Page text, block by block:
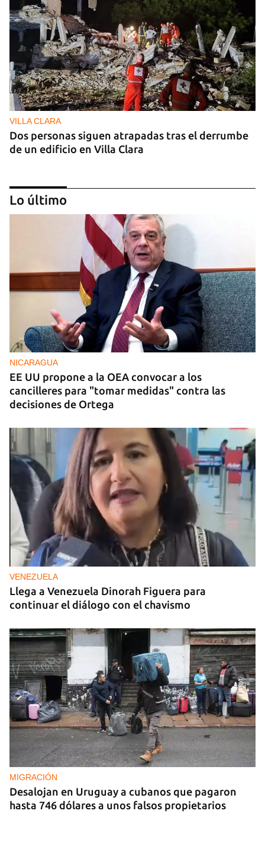
VILLA CLARA
Dos personas siguen atrapadas tras el derrumbe
de un edificio en Villa Clara
FOTO DEL DÍA
Un litro de aceite cuesta ya más de dos salarios
mínimos
Lo último
NICARAGUA
EE UU propone a la OEA convocar a los
cancilleres para "tomar medidas" contra las
decisiones de Ortega
VENEZUELA
Llega a Venezuela Dinorah Figuera para
continuar el diálogo con el chavismo
MIGRACIÓN
Desalojan en Uruguay a cubanos que pagaron
hasta 746 dólares a unos falsos propietarios